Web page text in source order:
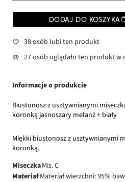
DODAJ DO KOSZYKA
38 osób lubi ten produkt
27 osób oglądało ten produkt w
Informacje o produkcie
Biustonosz z usztywnianymi
koronką jasnoszary melanż + biały
Miękki biustonosz z usztywnianymi
koronką.
MiseczkaMis. C
MateriałMateriał wierzchni: 95%